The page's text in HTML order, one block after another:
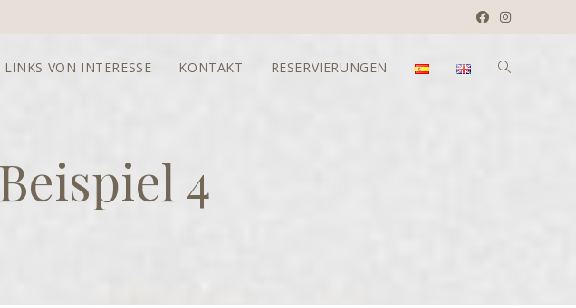
LINKS VON INTERESSE KONTAKT RESERVIERUNGEN WEBSITE-
4